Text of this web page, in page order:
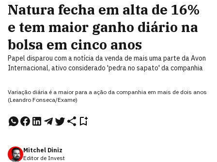
Natura fecha em alta de 16%
e tem maior ganho diário na
bolsa em cinco anos
Papel disparou com a notícia da venda de mais uma parte da Avon
Internacional, ativo considerado 'pedra no sapato' da companhia
Variação diária é a maior para a ação da companhia em mais de dois anos
(Leandro Fonseca/Exame)
Mitchel Diniz
Editor de Invest